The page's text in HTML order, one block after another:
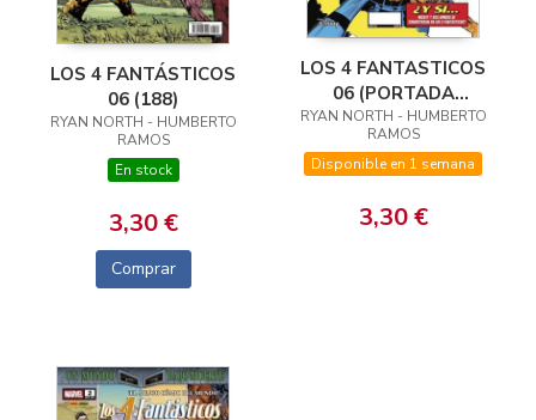
LOS 4 FANTÁSTICOS
06 (188)
RYAN NORTH - HUMBERTO
RAMOS
En stock
3,30 €
Comprar
LOS 4 FANTASTICOS
06 (PORTADA
ALTERNATIVA DISNEY
FANTASTIC FOUR 173)
RYAN NORTH - HUMBERTO
RAMOS
Disponible en 1 semana
3,30 €